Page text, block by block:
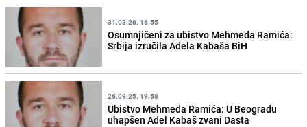
31.03.26. 16:55
Osumnjičeni za ubistvo Mehmeda Ramića:
Srbija izručila Adela Kabaša BiH
26.09.25. 19:58
Ubistvo Mehmeda Ramića: U Beogradu
uhapšen Adel Kabaš zvani Dasta